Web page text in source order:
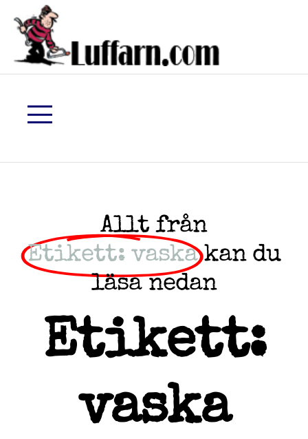
Allt från
Etikett: vaska kan du
läsa nedan
Etikett:
vaska